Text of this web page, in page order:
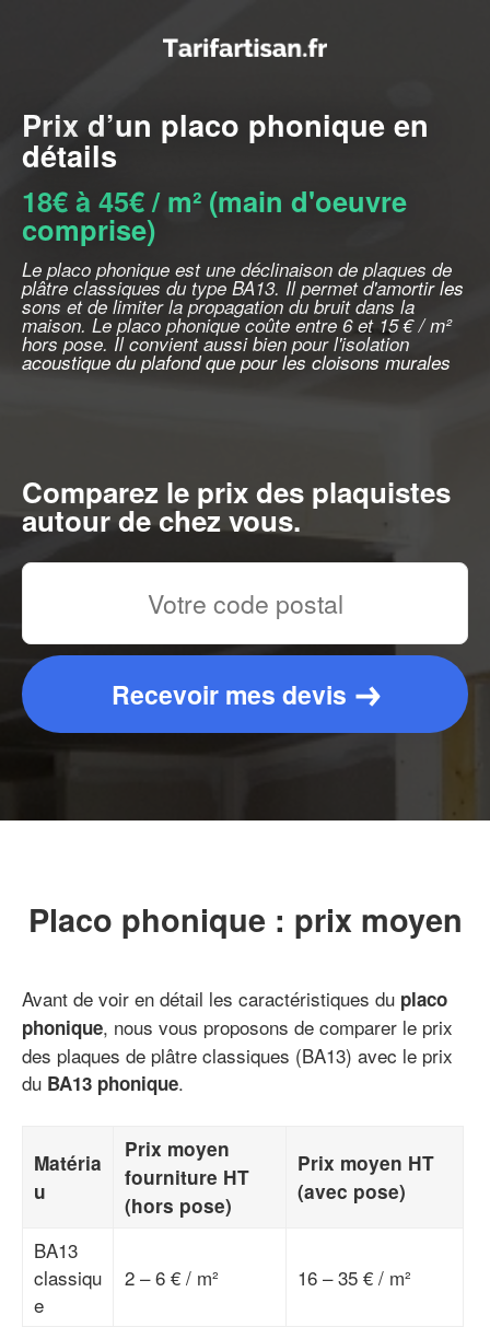
Prix d’un placo phonique en
détails
18€ à 45€ / m² (main d'oeuvre
comprise)
Le placo phonique est une déclinaison de plaques de
plâtre classiques du type BA13. Il permet d'amortir les
sons et de limiter la propagation du bruit dans la
maison. Le placo phonique coûte entre 6 et 15 € / m²
hors pose. Il convient aussi bien pour l'isolation
acoustique du plafond que pour les cloisons murales
Comparez le prix des plaquistes
autour de chez vous.
Recevoir mes devis
Placo phonique : prix moyen
Avant de voir en détail les caractéristiques du placo
phonique, nous vous proposons de comparer le prix
des plaques de plâtre classiques (BA13) avec le prix
du BA13 phonique.
Matéria
u
Prix moyen
fourniture HT
(hors pose)
Prix moyen HT
(avec pose)
BA13
classiqu
e
2 – 6 € / m² 16 – 35 € / m²